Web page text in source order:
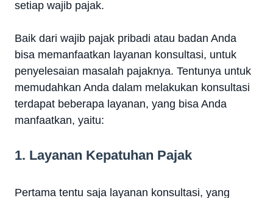
setiap wajib pajak.
Baik dari wajib pajak pribadi atau badan Anda
bisa memanfaatkan layanan konsultasi, untuk
penyelesaian masalah pajaknya. Tentunya untuk
memudahkan Anda dalam melakukan konsultasi
terdapat beberapa layanan, yang bisa Anda
manfaatkan, yaitu:
1. Layanan Kepatuhan Pajak
Pertama tentu saja layanan konsultasi, yang